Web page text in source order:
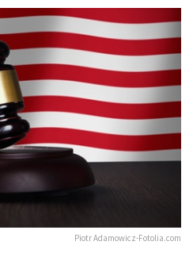
Piotr Adamowicz-Fotolia.com